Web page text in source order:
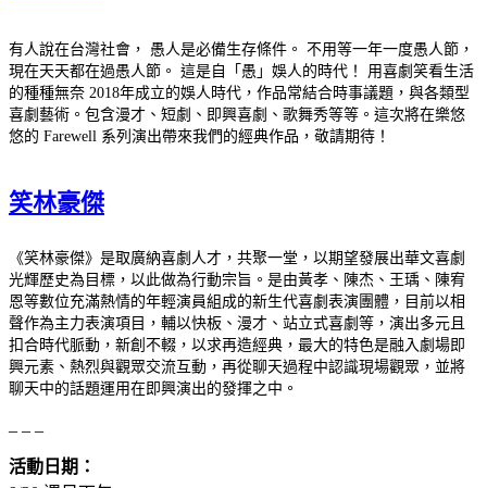
有人說在台灣社會， 愚人是必備生存條件。 不用等一年一度愚人節，
現在天天都在過愚人節。 這是自「愚」娛人的時代！ 用喜劇笑看生活
的種種無奈 2018年成立的娛人時代，作品常結合時事議題，與各類型
喜劇藝術。包含漫才、短劇、即興喜劇、歌舞秀等等。這次將在樂悠
悠的 Farewell 系列演出帶來我們的經典作品，敬請期待！
笑林豪傑
《笑林豪傑》是取廣納喜劇人才，共聚一堂，以期望發展出華文喜劇
光輝歷史為目標，以此做為行動宗旨。是由黃孝、陳杰、王瑀、陳宥
恩等數位充滿熱情的年輕演員組成的新生代喜劇表演團體，目前以相
聲作為主力表演項目，輔以快板、漫才、站立式喜劇等，演出多元且
扣合時代脈動，新創不輟，以求再造經典，最大的特色是融入劇場即
興元素、熱烈與觀眾交流互動，再從聊天過程中認識現場觀眾，並將
聊天中的話題運用在即興演出的發揮之中。
活動日期：